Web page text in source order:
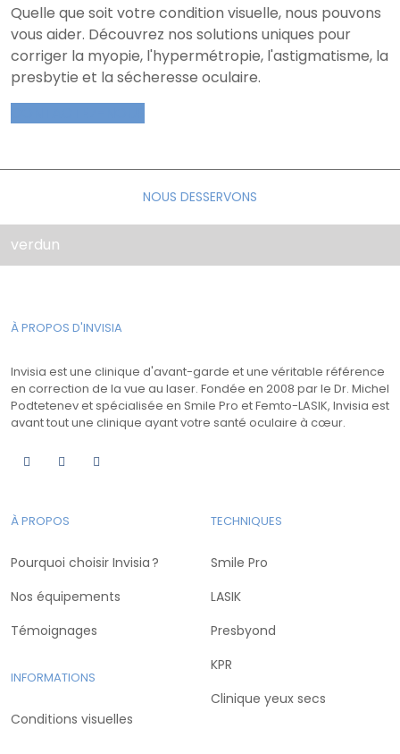
Quelle que soit votre condition visuelle, nous pouvons
vous aider. Découvrez nos solutions uniques pour
corriger la myopie, l'hypermétropie, l'astigmatisme, la
presbytie et la sécheresse oculaire.
NOUS DESSERVONS
verdun
À PROPOS D'INVISIA
Invisia est une clinique d'avant-garde et une véritable référence
en correction de la vue au laser. Fondée en 2008 par le Dr. Michel
Podtetenev et spécialisée en Smile Pro et Femto-LASIK, Invisia est
avant tout une clinique ayant votre santé oculaire à cœur.
À PROPOS
Pourquoi choisir Invisia ?
Nos équipements
Témoignages
INFORMATIONS
Conditions visuelles
TECHNIQUES
Smile Pro
LASIK
Presbyond
KPR
Clinique yeux secs